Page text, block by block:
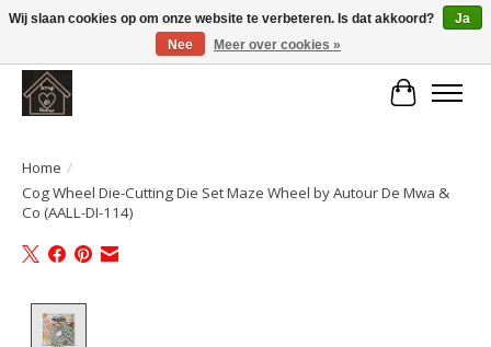
Large selection of products and fast shipping!
Home /
Cog Wheel Die-Cutting Die Set Maze Wheel by Autour De Mwa &
Co (AALL-DI-114)
Wij slaan cookies op om onze website te verbeteren. Is dat akkoord?
Ja
Nee
Meer over cookies »